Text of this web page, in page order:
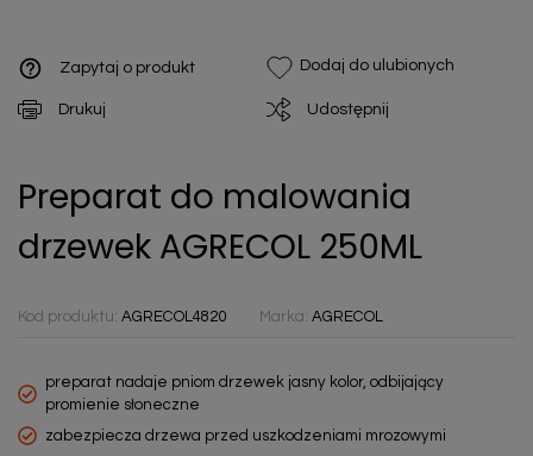
help_outline Zapytaj o produkt Dodaj do ulubionych
Drukuj Udostępnij
Preparat do malowania
drzewek AGRECOL 250ML
Kod produktu: AGRECOL4820 Marka: AGRECOL
preparat nadaje pniom drzewek jasny kolor, odbijający
promienie słoneczne
zabezpiecza drzewa przed uszkodzeniami mrozowymi